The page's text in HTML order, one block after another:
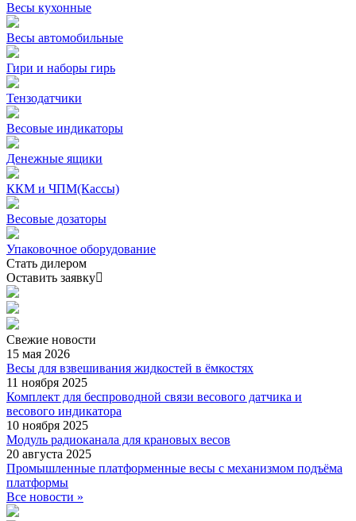
Весы кухонные
Весы автомобильные
Гири и наборы гирь
Тензодатчики
Весовые индикаторы
Денежные ящики
ККМ и ЧПМ(Кассы)
Весовые дозаторы
Упаковочное оборудование
Стать дилером
Оставить заявку
Свежие новости
15 мая 2026
Весы для взвешивания жидкостей в ёмкостях
11 ноября 2025
Комплект для беспроводной связи весового датчика и
весового индикатора
10 ноября 2025
Модуль радиоканала для крановых весов
20 августа 2025
Промышленные платформенные весы с механизмом подъёма
платформы
Все новости »